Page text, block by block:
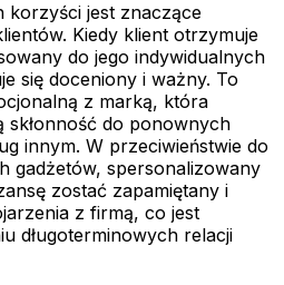
korzyści jest znaczące
Kiedy klient otrzymuje
do jego indywidualnych
się doceniony i ważny. To
z marką, która
skłonność do ponownych
innym. W przeciwieństwie do
gadżetów, spersonalizowany
zostać zapamiętany i
z firmą, co jest
długoterminowych relacji